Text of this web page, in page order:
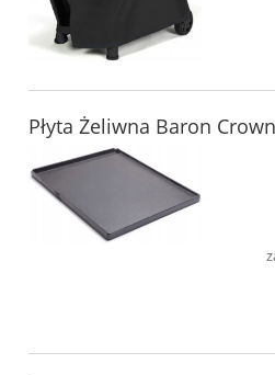
Płyta Żeliwna Baron